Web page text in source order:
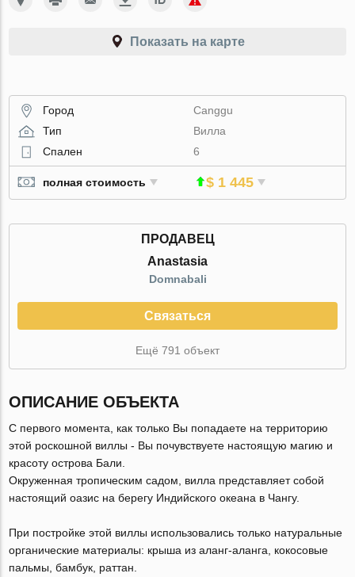
Показать на карте
Город
Canggu
Тип
Вилла
Спален
6
полная стоимость $ 1 445
ПРОДАВЕЦ
Anastasia
Domnabali
Связаться
Ещё 791 объект
ОПИСАНИЕ ОБЪЕКТА
С первого момента, как только Вы попадаете на территорию
этой роскошной виллы - Вы почувствуете настоящую магию и
красоту острова Бали.
Окруженная тропическим садом, вилла представляет собой
настоящий оазис на берегу Индийского океана в Чангу.
При постройке этой виллы использовались только натуральные
органические материалы: крыша из аланг-аланга, кокосовые
пальмы, бамбук, раттан.